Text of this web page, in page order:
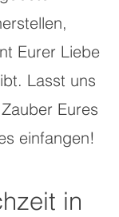
Eurer Liebe
Lasst uns
Eures
einfangen!
in